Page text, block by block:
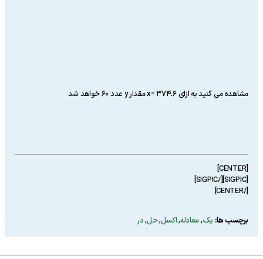
مشاهده می کنید به ازای x= 374.6 مقدار y عدد 60 خواهد شد
[CENTER]
[SIGPIC][/SIGPIC]
[/CENTER]
برچسب ها: یک,معادله,اکسل,حل,در